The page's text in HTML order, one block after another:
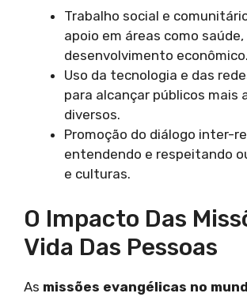
Trabalho social e
apoio em áreas como
desenvolvimento econômico.
Uso da tecnologia e das
para alcançar públicos mais
diversos.
Promoção do diálogo inter-
entendendo e respeitando
e culturas.
O Impacto Das
Vida Das Pessoas
As missões evangélicas no